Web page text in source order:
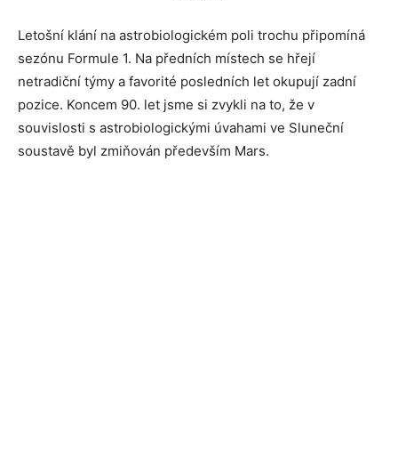
Letošní klání na astrobiologickém poli trochu připomíná
sezónu Formule 1. Na předních místech se hřejí
netradiční týmy a favorité posledních let okupují zadní
pozice. Koncem 90. let jsme si zvykli na to, že v
souvislosti s astrobiologickými úvahami ve Sluneční
soustavě byl zmiňován především Mars.